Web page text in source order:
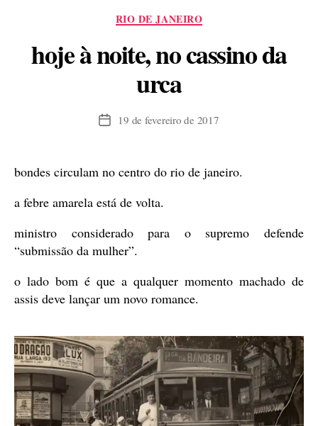
Categorias
RIO DE JANEIRO
hoje à noite, no cassino da
urca
Data19 de fevereiro de 2017
bondes circulam no centro do rio de janeiro.
a febre amarela está de volta.
ministro considerado para o supremo defende
“submissão da mulher”.
o lado bom é que a qualquer momento machado de
assis deve lançar um novo romance.